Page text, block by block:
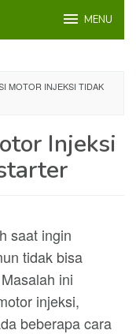
MENU
MOTOR INJEKSI TIDAK
Injeksi
saat ingin
tidak bisa
ini
injeksi,
beberapa cara